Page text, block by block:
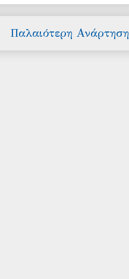
Παλαιότερη Ανάρτηση